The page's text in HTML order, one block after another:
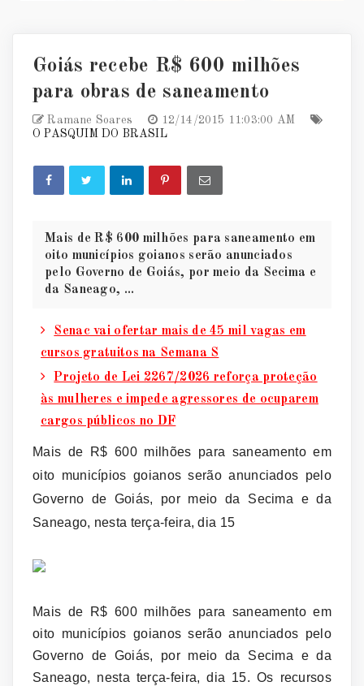
Goiás recebe R$ 600 milhões
para obras de saneamento
Ramane Soares
12/14/2015 11:03:00 AM
O PASQUIM DO BRASIL
Mais de R$ 600 milhões para saneamento em
oito municípios goianos serão anunciados
pelo Governo de Goiás, por meio da Secima e
da Saneago, ...
Senac vai ofertar mais de 45 mil vagas em
cursos gratuitos na Semana S
Projeto de Lei 2267/2026 reforça proteção
às mulheres e impede agressores de ocuparem
cargos públicos no DF
Mais de R$ 600 milhões para saneamento em
oito municípios goianos serão anunciados pelo
Governo de Goiás, por meio da Secima e da
Saneago, nesta terça-feira, dia 15
Mais de R$ 600 milhões para saneamento em
oito municípios goianos serão anunciados pelo
Governo de Goiás, por meio da Secima e da
Saneago, nesta terça-feira, dia 15. Os recursos